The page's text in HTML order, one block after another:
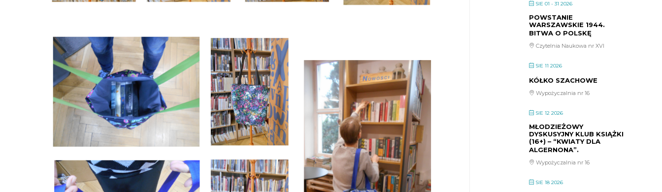
SIE 01 - 31 2026
POWSTANIE
WARSZAWSKIE 1944.
BITWA O POLSKĘ
Czytelnia Naukowa nr XVI
SIE 11 2026
KÓŁKO SZACHOWE
Wypożyczalnia nr 16
SIE 12 2026
MŁODZIEŻOWY
DYSKUSYJNY KLUB KSIĄŻKI
(16+) – “KWIATY DLA
ALGERNONA”.
Wypożyczalnia nr 16
SIE 18 2026